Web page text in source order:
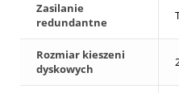
Zasilanie
redundantne
Rozmiar kieszeni
dyskowych